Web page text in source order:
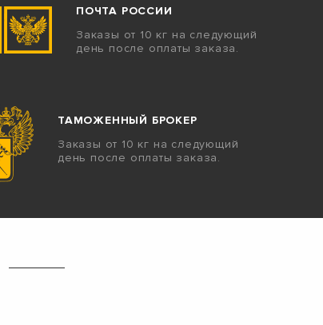
ПОЧТА РОССИИ
Заказы от 10 кг на следующий
день после оплаты заказа.
ТАМОЖЕННЫЙ БРОКЕР
Заказы от 10 кг на следующий
день после оплаты заказа.